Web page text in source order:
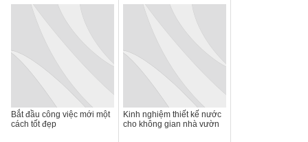
Bắt đầu công việc mới một
cách tốt đẹp
Kinh nghiệm thiết kế nước
cho không gian nhà vườn